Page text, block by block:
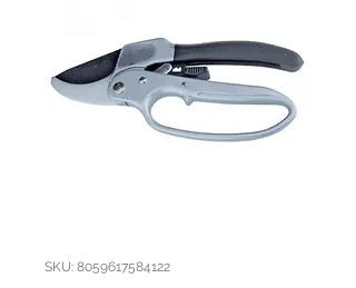
SKU: 8059617584122